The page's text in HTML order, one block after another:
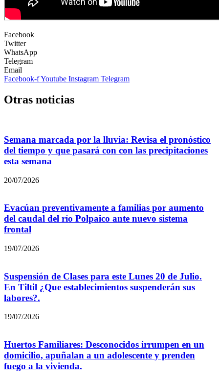
Facebook
Twitter
WhatsApp
Telegram
Email
Facebook-fYoutube Instagram Telegram
Otras noticias
Semana marcada por la lluvia: Revisa el pronóstico
del tiempo y que pasará con con las precipitaciones
esta semana
20/07/2026
Evacúan preventivamente a familias por aumento
del caudal del río Polpaico ante nuevo sistema
frontal
19/07/2026
Suspensión de Clases para este Lunes 20 de Julio.
En Tiltil ¿Que establecimientos suspenderán sus
labores?.
19/07/2026
Huertos Familiares: Desconocidos irrumpen en un
domicilio, apuñalan a un adolescente y prenden
fuego a la vivienda.